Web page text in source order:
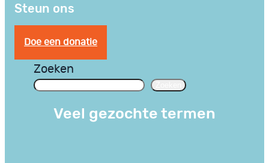
Steun ons
Doe een donatie
Zoeken
Veel gezochte termen